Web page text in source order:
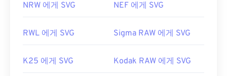
NRW 에게 SVG NEF 에게 SVG
RWL 에게 SVG Sigma RAW 에게 SVG
K25 에게 SVG Kodak RAW 에게 SVG